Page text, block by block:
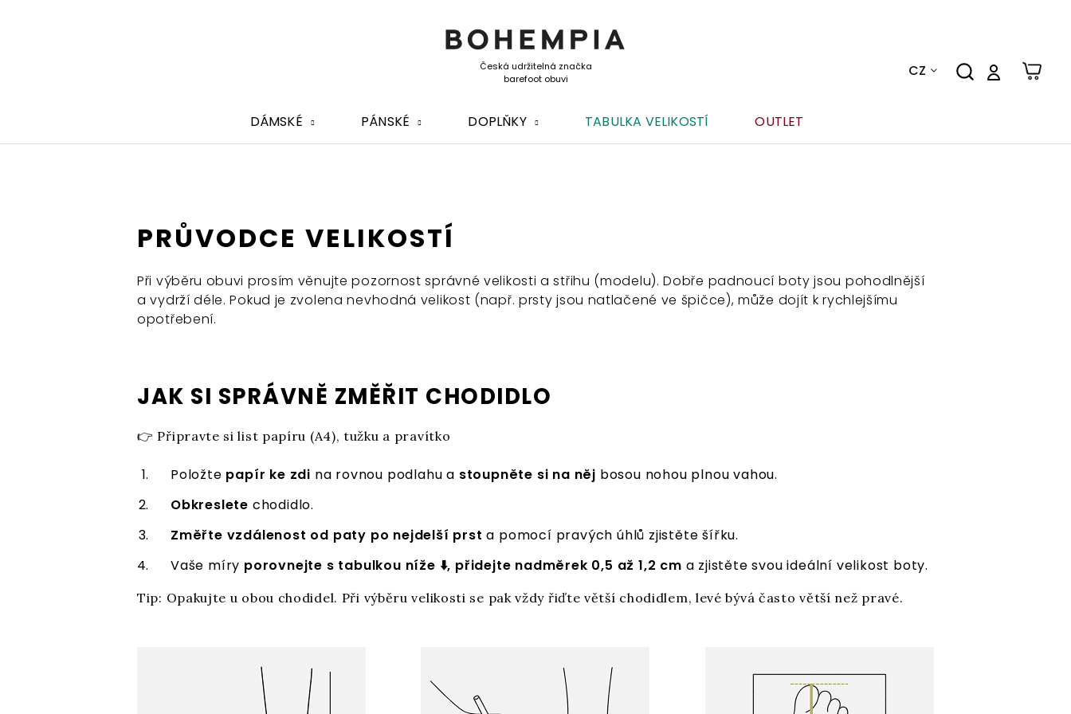
CZ
DÁMSKÉ PÁNSKÉ DOPLŇKY TABULKA VELIKOSTÍ OUTLET
PRŮVODCE VELIKOSTÍ
Při výběru obuvi prosím věnujte pozornost správné velikosti a střihu (modelu). Dobře padnoucí boty jsou pohodlnější
a vydrží déle. Pokud je zvolena nevhodná velikost (např. prsty jsou natlačené ve špičce), může dojít k rychlejšímu
opotřebení.
JAK SI SPRÁVNĚ ZMĚŘIT CHODIDLO
👉 Připravte si list papíru (A4), tužku a pravítko
Položte papír ke zdi na rovnou podlahu a stoupněte si na něj bosou nohou plnou vahou.
Obkreslete chodidlo.
Změřte vzdálenost od paty po nejdelší prst a pomocí pravých úhlů zjistěte šířku.
Vaše míry porovnejte s tabulkou níže ⬇️, přidejte nadměrek 0,5 až 1,2 cm a zjistěte svou ideální velikost boty.
Tip: Opakujte u obou chodidel. Při výběru velikosti se pak vždy řiďte větší chodidlem, levé bývá často větší než pravé.